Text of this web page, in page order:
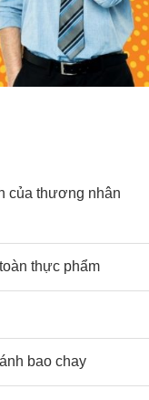
của thương nhân
thực phẩm
bao chay